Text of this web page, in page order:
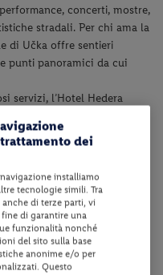
concerti, mostre,
stradali. Per chi ama la
di Učka offre sentieri
punti panoramici da cui
servizi, l’Hotel Hedera
per esplorare e godersi
bar e ristorante, 2
mare), 4 piscine esterne
all'Hotel Narcis
e miniclub (dai 6 ai
esaurimento,
dei
installiamo
tecnologie simili. Tra
di terze parti, vi
di garantire una
funzionalità nonché
del sito sulla base
anonime e/o per
Questo